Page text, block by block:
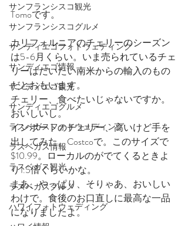
サンフランシスコ観光
サンフランシスコグルメ
サンディエゴフォトウェディング
サンディエゴ情報
サンディエゴ観光
サンディエゴグルメ
ラスベガスフォトウェディング
ラスベガス情報
ラスベガス観光
ラスベガスグルメ
ハワイフォトウェディング
Tomoです。
カリフォルニアのチェリーのシーズン
は5-6月くらい。いま売られているチェ
リーはだいたい南米からの輸入のもの
だとおもいます。
チェリー、食べたいじゃないですか。
おいしいし。
インポートのチェリー、高いけど手を
出してみた、Costcoで。このサイズで
$10.99。ローカルのがでてくるときよ
り1.5倍くらいかな。
まあ、やっぱり、そりゃあ、おいしい
わけで。食後のお口直しに最高な一品
になりましたよ。